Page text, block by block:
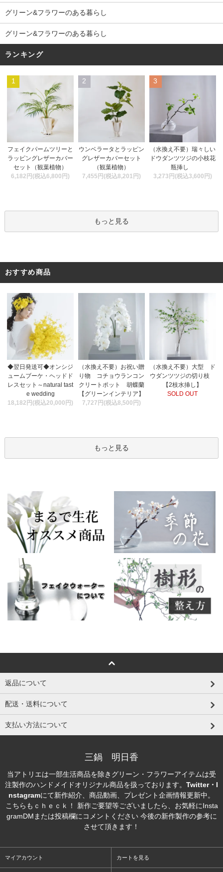
グリーン&フラワーのある暮らし
グリーン&フラワーのある暮らし
ランキング
1
フェイクパームツリーと
ラッピングレザーカバー
セット（観葉植物）
6,182円(税込6,800円)
2
ウンベラータとラッピン
グレザーカバーセット
（観葉植物）
7,455円(税込8,201円)
3
（水換え不要）瑞々しい
ドウダンツツジの小枝花
瓶挿し
3,273円(税込3,600円)
もっと見る
おすすめ商品
◆翌日発送可◆オンシジ
ュームブーケ・ヘッドド
レスセット～natural tast
e wedding
18,182円(税込20,000円)
（水換え不要）お祝い贈
り物 コチョウランコン
クリートポット 胡蝶蘭
【グリーンインテリア】
7,727円(税込8,500円)
（水換え不要）大型 ド
ウダンツツジの切り枝
【2枝水挿し】
SOLD OUT
もっと見る
返品について
配送・送料について
支払い方法について
三鍋 明日香
当アトリエは一部生活商品を除きグリーン・フラワーアイテムは受
注製作のハンドメイドオリジナル商品を扱っております。 Twitter・I
nstagramにて新作紹介、商品動画、プレゼント企画情報更新中。
こちらもｃｈｅｃｋ！ 新作ご要望等ございましたら、お気軽にInsta
gramDMまたは投稿欄にコメントください 今後の新作製作の参考に
させて頂きます！
マイアカウント カートを見る